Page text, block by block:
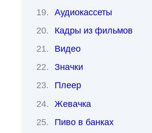
Аудиокассеты
Кадры из фильмов
Видео
Значки
Плеер
Жевачка
Пиво в банках